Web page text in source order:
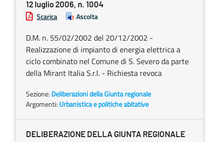
12 luglio 2006, n. 1004
Scarica Ascolta
D.M. n. 55/02/2002 del 20/12/2002 -
Realizzazione di impianto di energia elettrica a
ciclo combinato nel Comune di S. Severo da parte
della Mirant Italia S.r.l. - Richiesta revoca
Sezione: Deliberazioni della Giunta regionale
Argomenti: Urbanistica e politiche abitative
DELIBERAZIONE DELLA GIUNTA REGIONALE